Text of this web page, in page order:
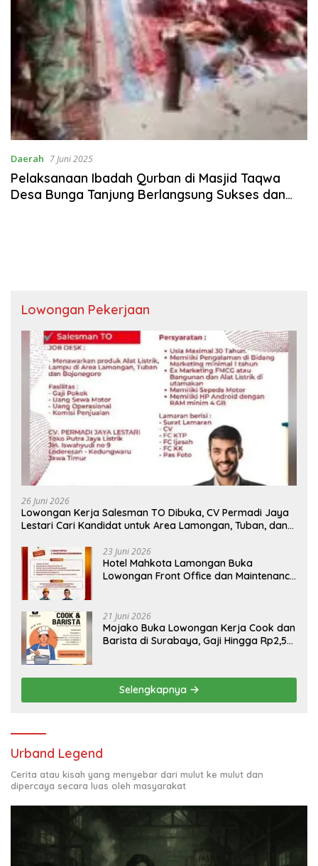
Daerah 7 Juni 2025
Pelaksanaan Ibadah Qurban di Masjid Taqwa
Desa Bunga Tanjung Berlangsung Sukses dan
Lowongan Pekerjaan
26 Juni 2026
Lowongan Kerja Salesman TO Dibuka, CV Permadi Jaya
Lestari Cari Kandidat untuk Area Lamongan, Tuban, dan
23 Juni 2026
Hotel Mahkota Lamongan Buka
Lowongan Front Office dan Maintenance
21 Juni 2026
Mojako Buka Lowongan Kerja Cook dan
Barista di Surabaya, Gaji Hingga Rp2,5
Selengkapnya
Urband Legend
Cerita atau kisah yang menyebar dari mulut ke mulut dan
dipercaya secara luas oleh masyarakat